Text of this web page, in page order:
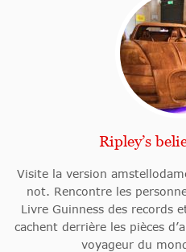
Ripley’s
Visite la version
not. Rencontre les
Livre Guinness des records
cachent derrière les pièces
voyageur du